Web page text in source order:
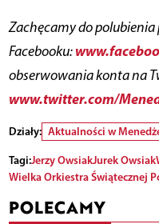
Zachęcamy do
Facebooku:
obserwowania konta na
www.twitter.com/
Działy: Aktualności w
Tagi:Jerzy OwsiakJurek Owsiak
Wielka Orkiestra Świątecznej
POLECAMY